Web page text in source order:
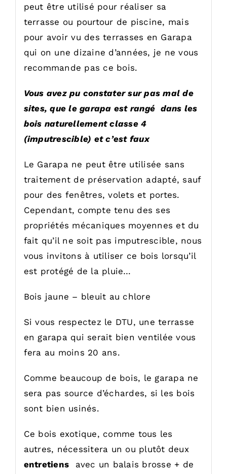
peut être utilisé pour réaliser sa
terrasse ou pourtour de piscine, mais
pour avoir vu des terrasses en Garapa
qui on une dizaine d’années, je ne vous
recommande pas ce bois.
Vous avez pu constater sur pas mal de
sites, que le garapa est rangé dans les
bois naturellement classe 4
(imputrescible) et c’est faux
Le Garapa ne peut être utilisée sans
traitement de préservation adapté, sauf
pour des fenêtres, volets et portes.
Cependant, compte tenu des ses
propriétés mécaniques moyennes et du
fait qu’il ne soit pas imputrescible, nous
vous invitons à utiliser ce bois lorsqu’il
est protégé de la pluie…
Bois jaune – bleuit au chlore
Si vous respectez le DTU, une terrasse
en garapa qui serait bien ventilée vous
fera au moins 20 ans.
Comme beaucoup de bois, le garapa ne
sera pas source d’échardes, si les bois
sont bien usinés.
Ce bois exotique, comme tous les
autres, nécessitera un ou plutôt deux
entretiens avec un balais brosse + de